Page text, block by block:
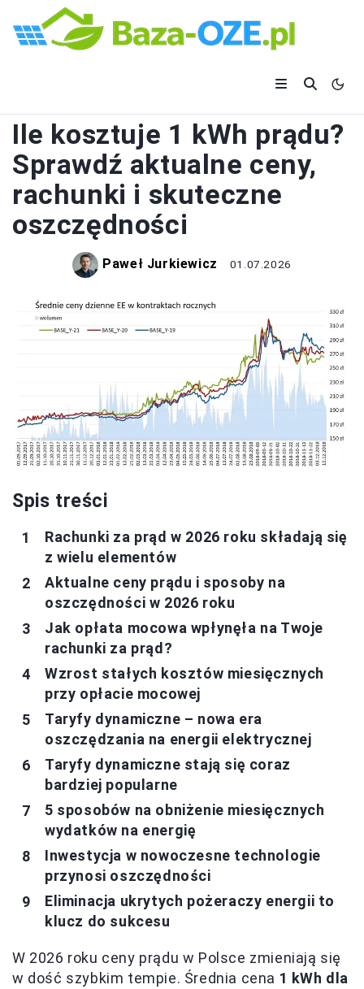
Ile kosztuje 1 kWh prądu?
Sprawdź aktualne ceny,
rachunki i skuteczne
oszczędności
Paweł Jurkiewicz 01.07.2026
Spis treści
Rachunki za prąd w 2026 roku składają się
z wielu elementów
Aktualne ceny prądu i sposoby na
oszczędności w 2026 roku
Jak opłata mocowa wpłynęła na Twoje
rachunki za prąd?
Wzrost stałych kosztów miesięcznych
przy opłacie mocowej
Taryfy dynamiczne – nowa era
oszczędzania na energii elektrycznej
Taryfy dynamiczne stają się coraz
bardziej popularne
5 sposobów na obniżenie miesięcznych
wydatków na energię
Inwestycja w nowoczesne technologie
przynosi oszczędności
Eliminacja ukrytych pożeraczy energii to
klucz do sukcesu
W 2026 roku ceny prądu w Polsce zmieniają się
w dość szybkim tempie. Średnia cena 1 kWh dla